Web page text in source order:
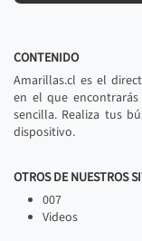
CONTENIDO
Amarillas.cl es el
en el que
sencilla. Realiza tus
dispositivo.
OTROS DE NUESTROS
007
Videos